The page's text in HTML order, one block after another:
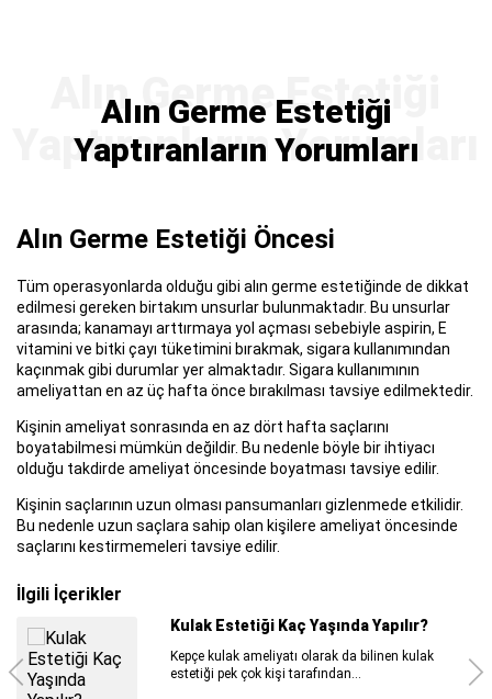
Alın Germe Estetiği
Yaptıranların Yorumları
Alın Germe Estetiği Öncesi
Tüm operasyonlarda olduğu gibi alın germe estetiğinde de dikkat
edilmesi gereken birtakım unsurlar bulunmaktadır. Bu unsurlar
arasında; kanamayı arttırmaya yol açması sebebiyle aspirin, E
vitamini ve bitki çayı tüketimini bırakmak, sigara kullanımından
kaçınmak gibi durumlar yer almaktadır. Sigara kullanımının
ameliyattan en az üç hafta önce bırakılması tavsiye edilmektedir.
Kişinin ameliyat sonrasında en az dört hafta saçlarını
boyatabilmesi mümkün değildir. Bu nedenle böyle bir ihtiyacı
olduğu takdirde ameliyat öncesinde boyatması tavsiye edilir.
Kişinin saçlarının uzun olması pansumanları gizlenmede etkilidir.
Bu nedenle uzun saçlara sahip olan kişilere ameliyat öncesinde
saçlarını kestirmemeleri tavsiye edilir.
İlgili İçerikler
Cilt Lekeleri Nasıl Geçer?
Güneş ışığına maruz kalma, yaşlılık, hormonal
değişiklikler, ilaç kullanımı ve ...